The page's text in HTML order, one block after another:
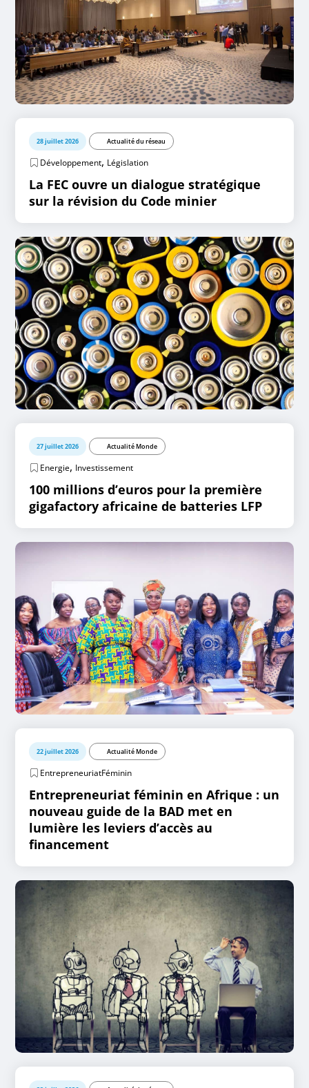
28 juillet 2026 Actualité du réseau
Développement, Législation
La FEC ouvre un dialogue stratégique
sur la révision du Code minier
27 juillet 2026 Actualité Monde
Energie, Investissement
100 millions d’euros pour la première
gigafactory africaine de batteries LFP
22 juillet 2026 Actualité Monde
EntrepreneuriatFéminin
Entrepreneuriat féminin en Afrique : un
nouveau guide de la BAD met en
lumière les leviers d’accès au
financement